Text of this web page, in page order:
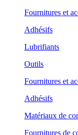
Fournitures et
Adhésifs
Lubrifiants
Outils
Fournitures et
Adhésifs
Matériaux de
Fournitures de